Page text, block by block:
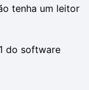
tenha um leitor